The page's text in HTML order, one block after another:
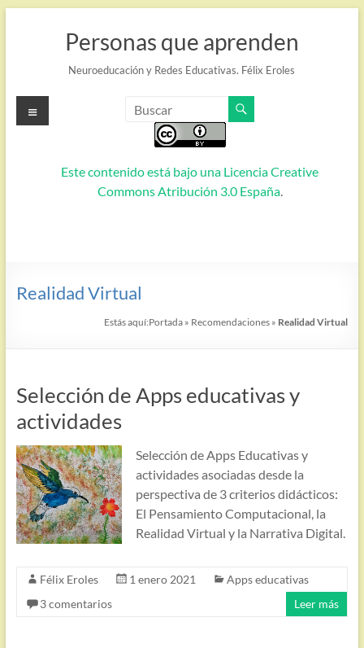
Personas que aprenden
Neuroeducación y Redes Educativas. Félix Eroles
Este contenido está bajo una Licencia Creative
Commons Atribución 3.0 España.
Menú
Realidad Virtual
Estás aquí:Portada » Recomendaciones » Realidad Virtual
Selección de Apps educativas y
actividades
Selección de Apps Educativas y
actividades asociadas desde la
perspectiva de 3 criterios didácticos:
El Pensamiento Computacional, la
Realidad Virtual y la Narrativa Digital.
Félix Eroles 1 enero 2021
Apps educativas
3 comentarios
Leer más